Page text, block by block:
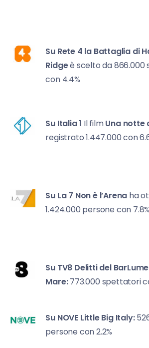
Su Rete 4 la Battaglia di
Ridgeè scelto da
con 4.4%
Su Italia 1 Il filmUna notte
registrato 1.447.000 con
Su La 7 Non è l’Arena ha
1.424.000 persone con
Su TV8 Delitti del
Mare:773.000 spettatori
Su NOVE Little Big Italy:
persone con 2.2%